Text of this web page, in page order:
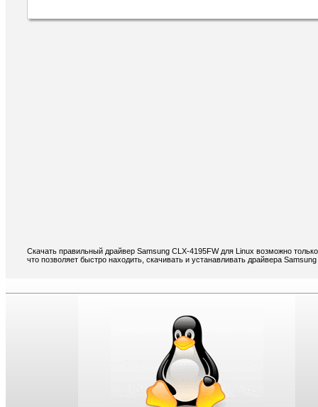
Скачать правильный драйвер Samsung CLX-4195FW для Linux возможно
что позволяет быстро находить, скачивать и устанавливать драйвера